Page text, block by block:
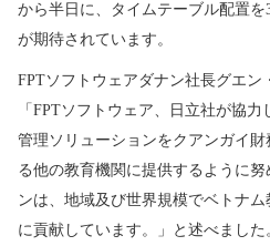
から半日に、タイムテーブル配置を
が期待されています。
FPTソフトウェアダナン社長グエン
「 FPTソフトウェア、日立社が協
管理ソリューションをクアンガイ
る他の教育機関に提供するように
ンは、地域及び世界規模でベトナ
に貢献しています。」と述べました